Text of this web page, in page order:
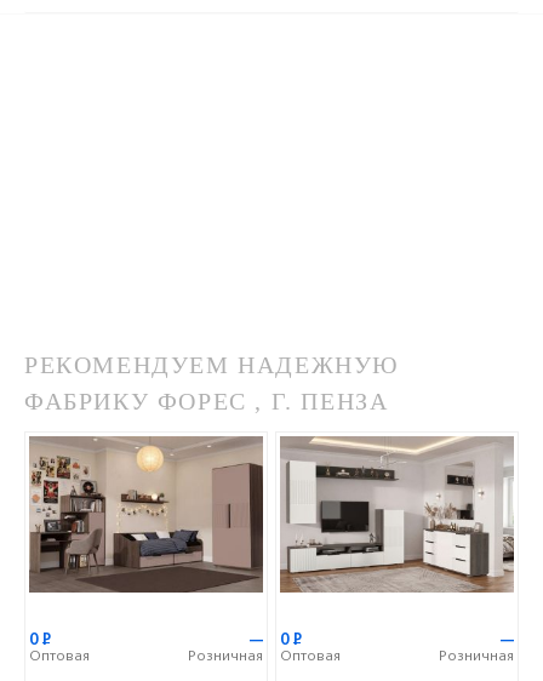
РЕКОМЕНДУЕМ НАДЕЖНУЮ
ФАБРИКУ ФОРЕС , Г. ПЕНЗА
0Р
Оптовая
—
Розничная
0Р
Оптовая
—
Розничная